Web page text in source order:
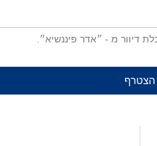
דיוור מ - ״אדר פיננשיא״.
הצטרף